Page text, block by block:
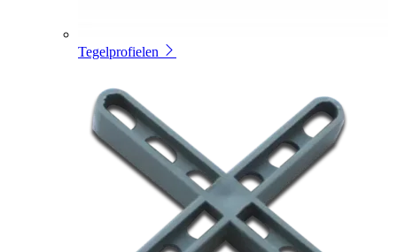
Tegelprofielen